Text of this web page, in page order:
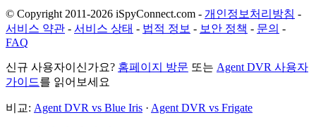
© Copyright 2011-2026 iSpyConnect.com - 개인정보처리방침 -
서비스 약관 - 서비스 상태 - 법적 정보 - 보안 정책 - 문의 -
FAQ
신규 사용자이신가요? 홈페이지 방문 또는 Agent DVR 사용자
가이드를 읽어보세요
비교: Agent DVR vs Blue Iris · Agent DVR vs Frigate